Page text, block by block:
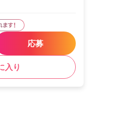
応募
入り